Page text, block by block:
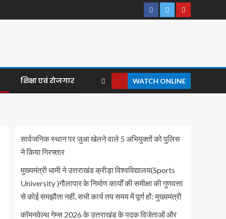
शिक्षा एवं रोजगार WATCH ONLINE
सार्वजनिक स्थान पर जुआ खेलने वाले 5 अभियुक्तों को पुलिस
ने किया गिरफ्तार
मुख्यमंत्री धामी ने उत्तराखंड क्रीड़ा विश्वविद्यालय(Sports
University )गौलापार के निर्माण कार्यों की समीक्षा की गुणवत्ता
से कोई समझौता नहीं, सभी कार्य तय समय में पूर्ण हों: मुख्यमंत्री
कॉमनवेल्थ गेम्स 2026 के उत्तराखंड के पदक विजेताओं और